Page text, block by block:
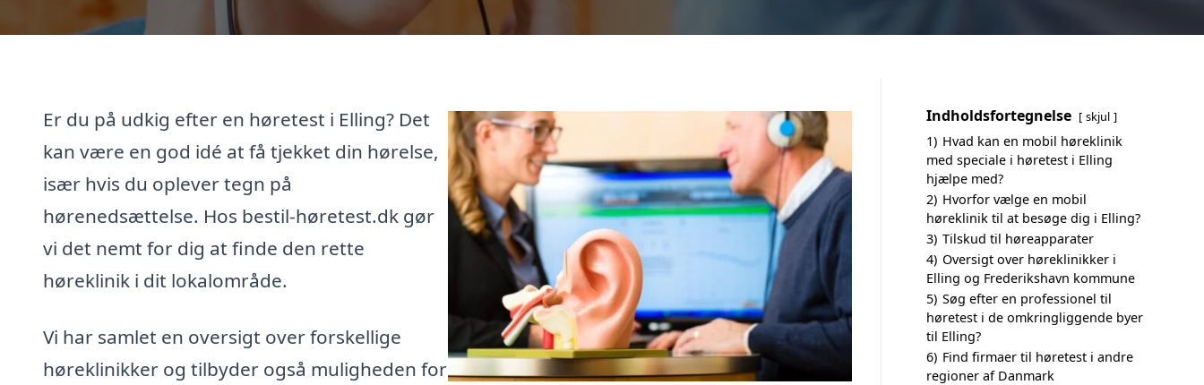
Er du på udkig efter en høretest i Elling? Det
kan være en god idé at få tjekket din hørelse,
især hvis du oplever tegn på
hørenedsættelse. Hos bestil-høretest.dk gør
vi det nemt for dig at finde den rette
høreklinik i dit lokalområde.
Vi har samlet en oversigt over forskellige
høreklinikker og tilbyder også muligheden for
Indholdsfortegnelse skjul
1) Hvad kan en mobil høreklinik
med speciale i høretest i Elling
hjælpe med?
2) Hvorfor vælge en mobil
høreklinik til at besøge dig i Elling?
3) Tilskud til høreapparater
4) Oversigt over høreklinikker i
Elling og Frederikshavn kommune
5) Søg efter en professionel til
høretest i de omkringliggende byer
til Elling?
6) Find firmaer til høretest i andre
regioner af Danmark